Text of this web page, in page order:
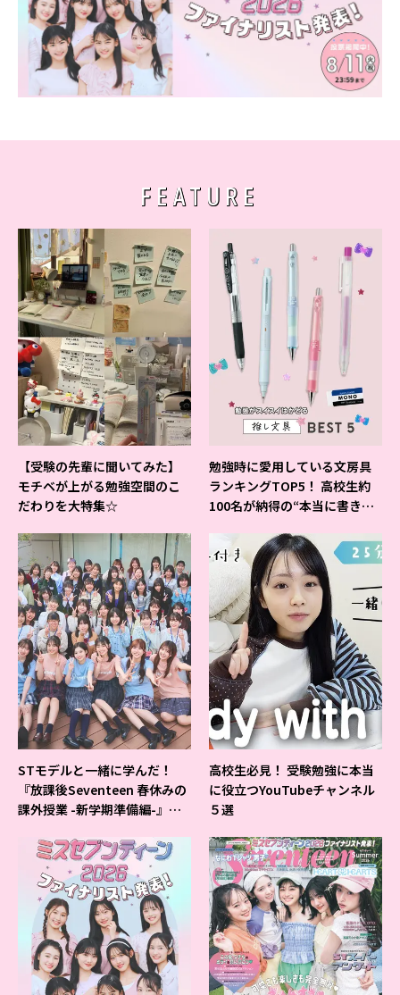
FEATURE
【受験の先輩に聞いてみた】
モチベが上がる勉強空間のこ
だわりを大特集☆
勉強時に愛用している文房具
ランキングTOP5！ 高校生約
100名が納得の“本当に書きや
STモデルと一緒に学んだ！
『放課後Seventeen 春休みの
課外授業 -新学期準備編-』イ
高校生必見！ 受験勉強に本当
に役立つYouTubeチャンネル
５選